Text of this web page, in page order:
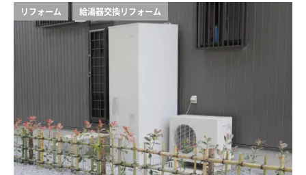
リフォーム 給湯器交換リフォーム